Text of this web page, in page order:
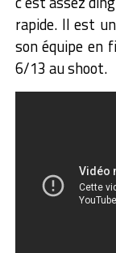
rapide. Il est
son équipe en
6/13 au shoot.